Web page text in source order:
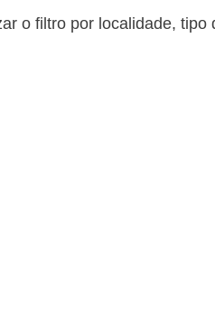
o filtro por localidade,